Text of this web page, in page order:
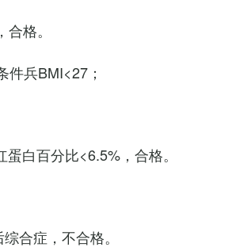
格。
件兵BMI<27；
白百分比<6.5%，合格。
合症，不合格。